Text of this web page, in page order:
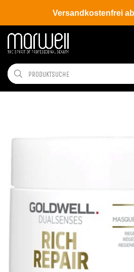
Versandkostenfrei
Shop Brands Goldwell